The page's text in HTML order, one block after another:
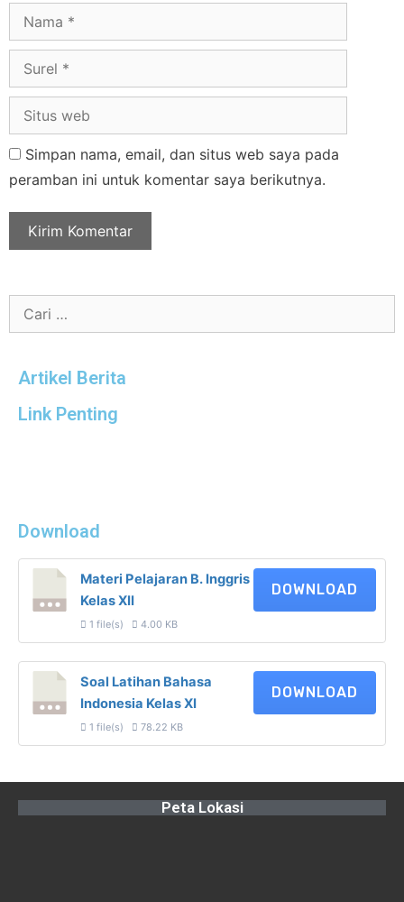
Simpan nama, email, dan situs web saya pada
peramban ini untuk komentar saya berikutnya.
Artikel Berita
Link Penting
Download
Materi Pelajaran B. Inggris
Kelas XII
1 file(s) 4.00 KB
DOWNLOAD
Soal Latihan Bahasa
Indonesia Kelas XI
1 file(s) 78.22 KB
DOWNLOAD
Peta Lokasi